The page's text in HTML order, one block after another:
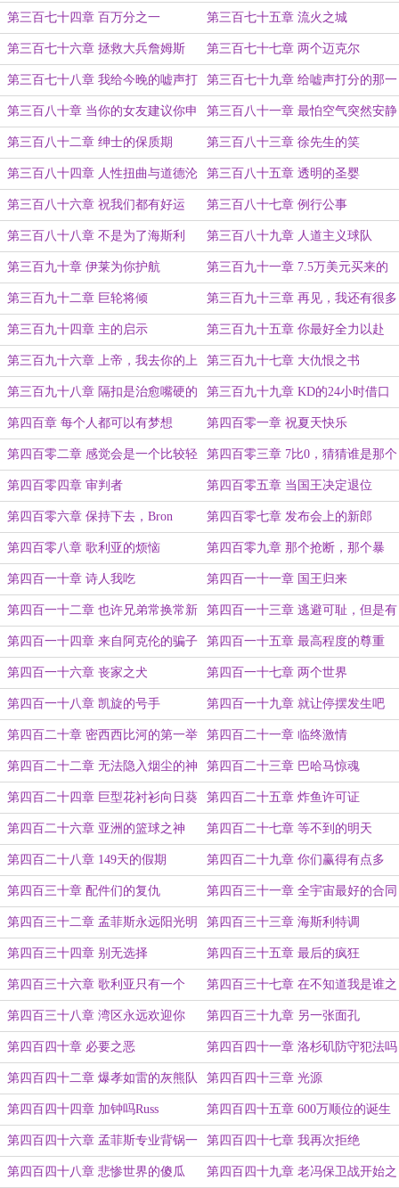
么上头
第三百七十四章 百万分之一 第三百七十五章 流火之城
第三百七十六章 拯救大兵詹姆斯 第三百七十七章 两个迈克尔
第三百七十八章 我给今晚的嘘声打
9分
第三百七十九章 给嘘声打分的那一
夜
第三百八十章 当你的女友建议你申
请交易
第三百八十一章 最怕空气突然安静
第三百八十二章 绅士的保质期 第三百八十三章 徐先生的笑
第三百八十四章 人性扭曲与道德沦
丧
第三百八十五章 透明的圣婴
第三百八十六章 祝我们都有好运 第三百八十七章 例行公事
第三百八十八章 不是为了海斯利 第三百八十九章 人道主义球队
第三百九十章 伊莱为你护航 第三百九十一章 7.5万美元买来的
全沉浸式惨败体验
第三百九十二章 巨轮将倾 第三百九十三章 再见，我还有很多
比赛要赢
第三百九十四章 主的启示 第三百九十五章 你最好全力以赴
第三百九十六章 上帝，我去你的上
帝
第三百九十七章 大仇恨之书
第三百九十八章 隔扣是治愈嘴硬的
良药
第三百九十九章 KD的24小时借口
求助热线
第四百章 每个人都可以有梦想 第四百零一章 祝夏天快乐
第四百零二章 感觉会是一个比较轻
松的4比0
第四百零三章 7比0，猜猜谁是那个
第四百零四章 审判者 第四百零五章 当国王决定退位
第四百零六章 保持下去，Bron 第四百零七章 发布会上的新郎
第四百零八章 歌利亚的烦恼 第四百零九章 那个抢断，那个暴
扣，那个老头
第四百一十章 诗人我吃 第四百一十一章 国王归来
第四百一十二章 也许兄弟常换常新 第四百一十三章 逃避可耻，但是有
用
第四百一十四章 来自阿克伦的骗子 第四百一十五章 最高程度的尊重
第四百一十六章 丧家之犬 第四百一十七章 两个世界
第四百一十八章 凯旋的号手 第四百一十九章 就让停摆发生吧
第四百二十章 密西西比河的第一举
重高手
第四百二十一章 临终激情
第四百二十二章 无法隐入烟尘的神 第四百二十三章 巴哈马惊魂
第四百二十四章 巨型花衬衫向日葵 第四百二十五章 炸鱼许可证
第四百二十六章 亚洲的篮球之神 第四百二十七章 等不到的明天
第四百二十八章 149天的假期 第四百二十九章 你们赢得有点多
第四百三十章 配件们的复仇 第四百三十一章 全宇宙最好的合同
第四百三十二章 孟菲斯永远阳光明
媚
第四百三十三章 海斯利特调
第四百三十四章 别无选择 第四百三十五章 最后的疯狂
第四百三十六章 歌利亚只有一个 第四百三十七章 在不知道我是谁之
前
第四百三十八章 湾区永远欢迎你 第四百三十九章 另一张面孔
第四百四十章 必要之恶 第四百四十一章 洛杉矶防守犯法吗
第四百四十二章 爆孝如雷的灰熊队 第四百四十三章 光源
第四百四十四章 加钟吗Russ 第四百四十五章 600万顺位的诞生
第四百四十六章 孟菲斯专业背锅一
哥们
第四百四十七章 我再次拒绝
第四百四十八章 悲惨世界的傻瓜 第四百四十九章 老冯保卫战开始之